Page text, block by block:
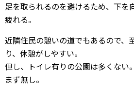
足を取られるのを避けるため、下を
疲れる。
近隣住民の憩いの道でもあるので、
り、休憩がしやすい。
但し、トイレ有りの公園は多くない
まず無し。